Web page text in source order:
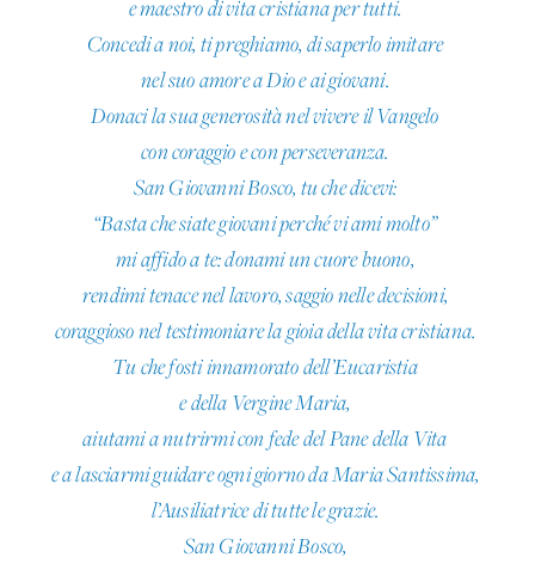
e maestro di vita cristiana per tutti.
Concedi a noi, ti preghiamo, di saperlo imitare
nel suo amore a Dio e ai giovani.
Donaci la sua generosità nel vivere il Vangelo
con coraggio e con perseveranza.
San Giovanni Bosco, tu che dicevi:
“Basta che siate giovani perché vi ami molto”
mi affido a te: donami un cuore buono,
rendimi tenace nel lavoro, saggio nelle decisioni,
coraggioso nel testimoniare la gioia della vita cristiana.
Tu che fosti innamorato dell’Eucaristia
e della Vergine Maria,
aiutami a nutrirmi con fede del Pane della Vita
e a lasciarmi guidare ogni giorno da Maria Santissima,
l’Ausiliatrice di tutte le grazie.
San Giovanni Bosco,